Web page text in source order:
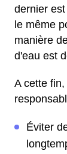
dernier
le même
manière
d'eau est
A cette
Éviter